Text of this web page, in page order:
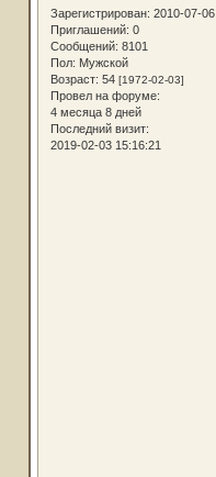
Зарегистрирован: 2010-07-06
Приглашений: 0
Сообщений: 8101
Пол: Мужской
Возраст: 54 [1972-02-03]
Провел на форуме:
4 месяца 8 дней
Последний визит:
2019-02-03 15:16:21